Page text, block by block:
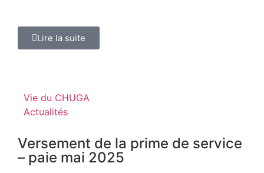
Lire la suite
Vie du CHUGA
Actualités
Versement de la prime de service
– paie mai 2025